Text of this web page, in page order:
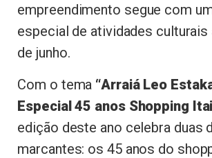
empreendimento segue com
especial de atividades culturais
de junho.
Com o tema “Arraiá Leo
Especial 45 anos Shopping
edição deste ano celebra duas
marcantes: os 45 anos do